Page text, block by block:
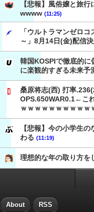
【悲報】風俗嬢と旅
wwww (11:25)
「ウルトラマンゼロ
～」8月14日(金)配信決
韓国KOSPIで徹底的に
に楽観的すぎる未来
桑原将志(西) 打率
OPS.650WAR0.1←こ
ｗｗｗｗｗｗｗｗｗｗ
【悲報】今の小学生
わる (11:19)
理想的な年の取り方を
About RSS